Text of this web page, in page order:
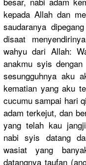
kepada Allah dan
saudaranya
disaat menyendiri
wahyu dari Allah:
anakmu syis
sesungguhnya aku
kematian yang aku
cucumu sampai hari
adam terkejut, dan
yang telah kau
nabi syis datang
wasiat yang
datangnya taufan